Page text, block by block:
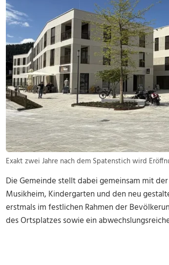
Exakt zwei Jahre nach dem Spatenstich wird
Die Gemeinde stellt dabei gemeinsam mit
Musikheim, Kindergarten und den neu
erstmals im festlichen Rahmen der
des Ortsplatzes sowie ein